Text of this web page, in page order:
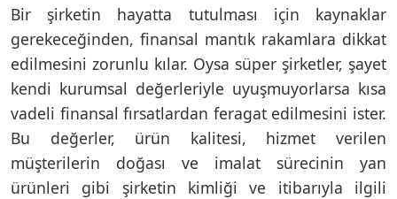
Bir şirketin hayatta tutulması için kaynaklar
gerekeceğinden, finansal mantık rakamlara dikkat
edilmesini zorunlu kılar. Oysa süper şirketler, şayet
kendi kurumsal değerleriyle uyuşmuyorlarsa kısa
vadeli finansal fırsatlardan feragat edilmesini ister.
Bu değerler, ürün kalitesi, hizmet verilen
müşterilerin doğası ve imalat sürecinin yan
ürünleri gibi şirketin kimliği ve itibarıyla ilgili